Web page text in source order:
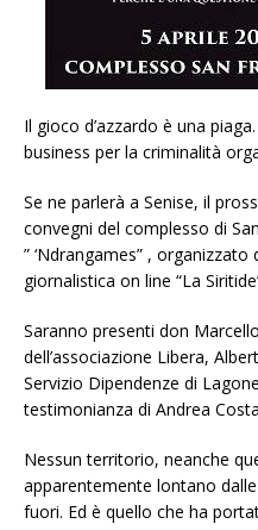
Il gioco d’azzardo è una
business per la criminalità
Se ne parlerà a Senise, il
convegni del complesso di
” ‘Ndrangames” ,
giornalistica on line “La
Saranno presenti don
dell’associazione Libera,
Servizio Dipendenze di
testimonianza di Andrea
Nessun territorio, neanche
apparentemente lontano
fuori. Ed è quello che ha